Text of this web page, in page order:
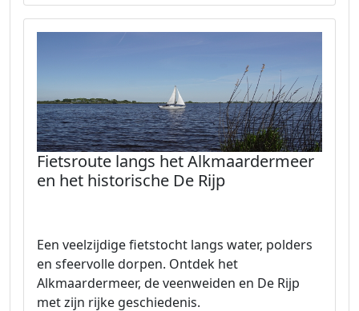
Fietsroute langs het Alkmaardermeer
en het historische De Rijp
Een veelzijdige fietstocht langs water, polders
en sfeervolle dorpen. Ontdek het
Alkmaardermeer, de veenweiden en De Rijp
met zijn rijke geschiedenis.